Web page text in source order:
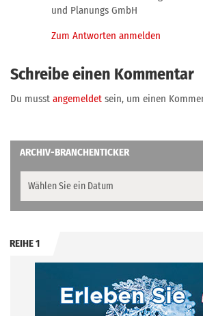
und Planungs GmbH
Zum Antworten anmelden
Schreibe einen Kommentar
Du musst angemeldet sein, um einen
ARCHIV-BRANCHENTICKER
REIHE 1